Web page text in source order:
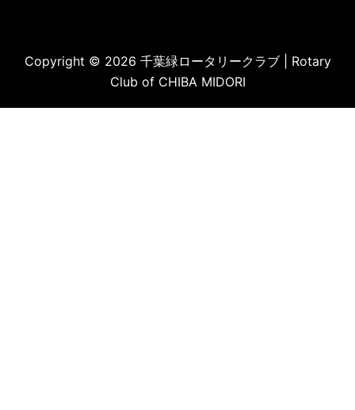
Copyright © 2026 千葉緑ロータリークラブ | Rotary
Club of CHIBA MIDORI